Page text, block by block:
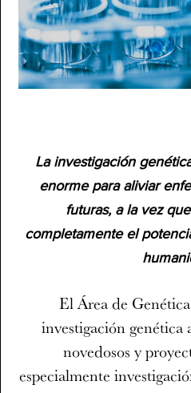
La investigación
enorme para aliviar
futuras, a la vez
completamente el
El Área de
investigación genética
novedosos y
especialmente